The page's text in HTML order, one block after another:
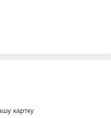
картку